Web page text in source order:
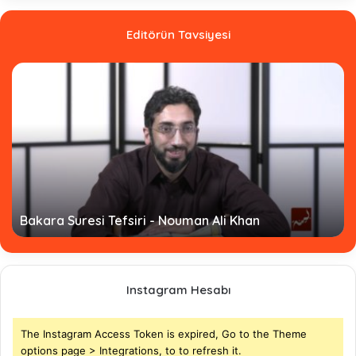
Editörün Tavsiyesi
Suresi Tefsiri - Nouman Ali Khan
Instagram Hesabı
The Instagram Access Token is expired, Go to the Theme
options page > Integrations, to to refresh it.